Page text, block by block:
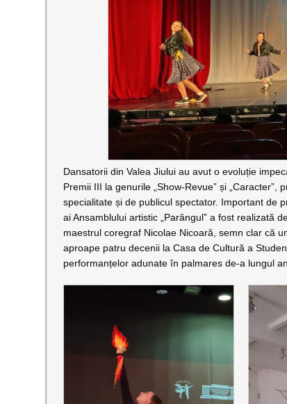
Dansatorii din Valea Jiului au avut o evoluție
Premii III la genurile „Show-Revue” și
specialitate și de publicul spectator. Important de
ai Ansamblului artistic „Parângul” a fost realizată
maestrul coregraf Nicolae Nicoară, semn clar că
aproape patru decenii la Casa de Cultură a
performanțelor adunate în palmares de-a lungul